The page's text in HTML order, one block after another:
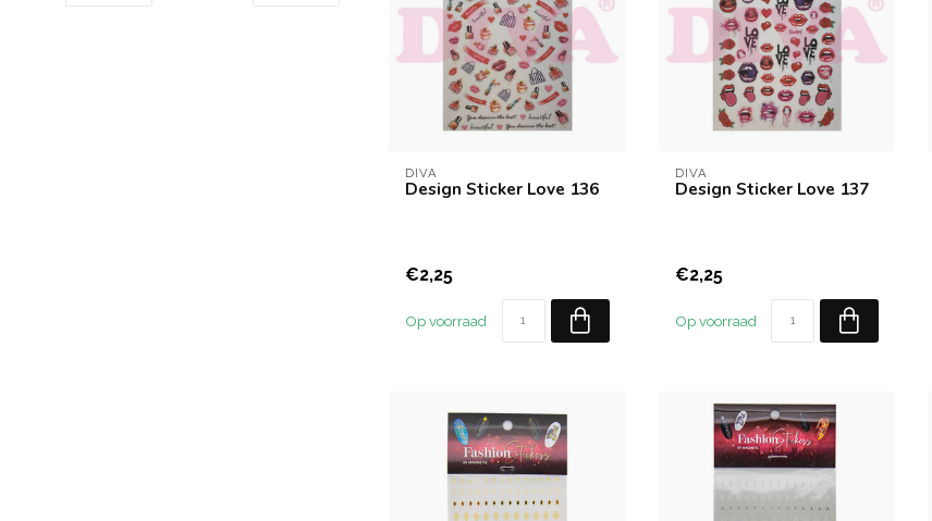
DIVA
Design Sticker Love 136
€2,25
Op voorraad
DIVA
Design Sticker Love 137
€2,25
Op voorraad